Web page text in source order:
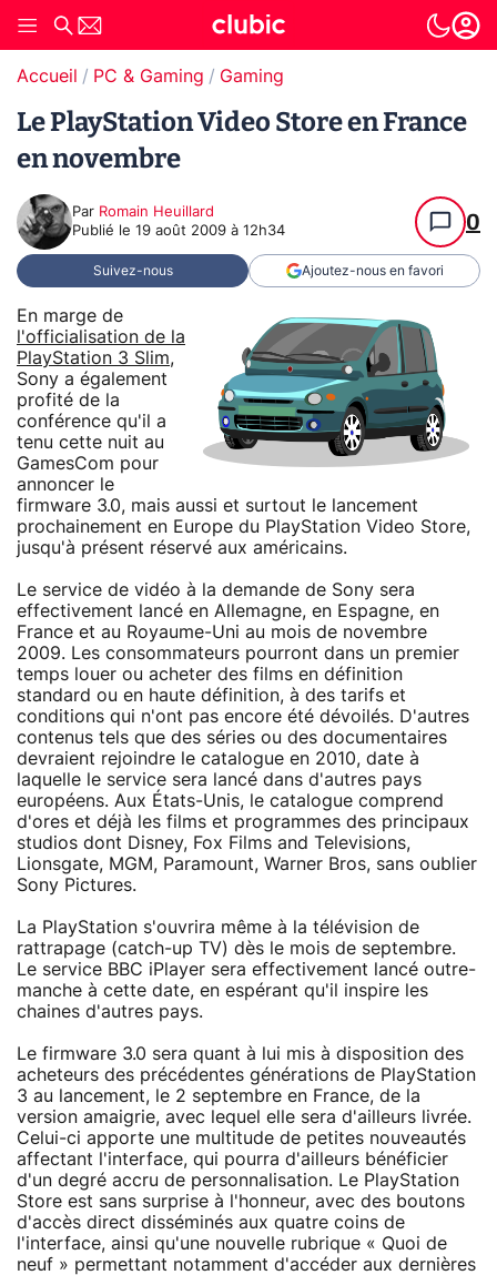
Accueil PC & Gaming Gaming
Le PlayStation Video Store en France
en novembre
Par Romain Heuillard
Publié le 19 août 2009 à 12h34 0
Suivez-nous Ajoutez-nous en favori
En marge de
l'officialisation de la
PlayStation 3 Slim,
Sony a également
profité de la
conférence qu'il a
tenu cette nuit au
GamesCom pour
annoncer le
firmware 3.0, mais aussi et surtout le lancement
prochainement en Europe du PlayStation Video Store,
jusqu'à présent réservé aux américains.
Le service de vidéo à la demande de Sony sera
effectivement lancé en Allemagne, en Espagne, en
France et au Royaume-Uni au mois de novembre
2009. Les consommateurs pourront dans un premier
temps louer ou acheter des films en définition
standard ou en haute définition, à des tarifs et
conditions qui n'ont pas encore été dévoilés. D'autres
contenus tels que des séries ou des documentaires
devraient rejoindre le catalogue en 2010, date à
laquelle le service sera lancé dans d'autres pays
européens. Aux États-Unis, le catalogue comprend
d'ores et déjà les films et programmes des principaux
studios dont Disney, Fox Films and Televisions,
Lionsgate, MGM, Paramount, Warner Bros, sans oublier
Sony Pictures.
La PlayStation s'ouvrira même à la télévision de
rattrapage (catch-up TV) dès le mois de septembre.
Le service BBC iPlayer sera effectivement lancé outre-
manche à cette date, en espérant qu'il inspire les
chaines d'autres pays.
Le firmware 3.0 sera quant à lui mis à disposition des
acheteurs des précédentes générations de PlayStation
3 au lancement, le 2 septembre en France, de la
version amaigrie, avec lequel elle sera d'ailleurs livrée.
Celui-ci apporte une multitude de petites nouveautés
affectant l'interface, qui pourra d'ailleurs bénéficier
d'un degré accru de personnalisation. Le PlayStation
Store est sans surprise à l'honneur, avec des boutons
d'accès direct disséminés aux quatre coins de
l'interface, ainsi qu'une nouvelle rubrique « Quoi de
neuf » permettant notamment d'accéder aux dernières